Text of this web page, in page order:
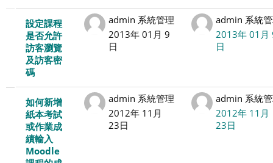
設定課程
是否允許
訪客瀏覽
及訪客密
碼
admin 系統管理
2013年 01月 9
日
admin 系統
2013年 01月
日
如何新增
紙本考試
或作業成
績輸入
Moodle
admin 系統管理
2012年 11月
23日
admin 系統
2012年 11月
23日